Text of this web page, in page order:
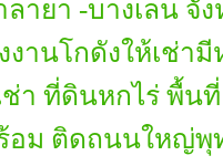
ยา -บางเลน จัง
งานโกดังให้เช่า
ช่า ที่ดินหกไร่ พื้น
อม ติดถนนใหญ่